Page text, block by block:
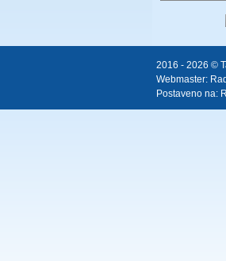
2016 - 2026 ©
Webmaster:
Postaveno na: